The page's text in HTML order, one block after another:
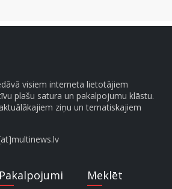
visiem interneta lietotājiem
plašu satura un pakalpojumu klāstu.
ziņu un tematiskajiem
Pakalpojumi Meklēt